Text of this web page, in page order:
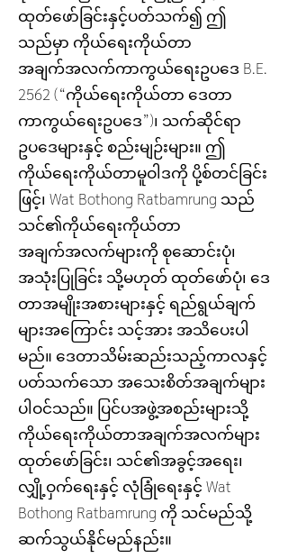
ထုတ်ဖော်ခြင်းနှင့်ပတ်သက်၍ ဤ
သည်မှာ ကိုယ်ရေးကိုယ်တာ
အချက်အလက်ကာကွယ်ရေးဥပဒေ B.E.
2562 (“ကိုယ်ရေးကိုယ်တာ ဒေတာ
ကာကွယ်ရေးဥပဒေ”)၊ သက်ဆိုင်ရာ
ဥပဒေများနှင့် စည်းမျဉ်းများ။ ဤ
ကိုယ်ရေးကိုယ်တာမူဝါဒကို ပို့စ်တင်ခြင်း
ဖြင့်၊ Wat Bothong Ratbamrung သည်
သင်၏ကိုယ်ရေးကိုယ်တာ
အချက်အလက်များကို စုဆောင်းပုံ၊
အသုံးပြုခြင်း သို့မဟုတ် ထုတ်ဖော်ပုံ၊ ဒေ
တာအမျိုးအစားများနှင့် ရည်ရွယ်ချက်
များအကြောင်း သင့်အား အသိပေးပါ
မည်။ ဒေတာသိမ်းဆည်းသည့်ကာလနှင့်
ပတ်သက်သော အသေးစိတ်အချက်များ
ပါဝင်သည်။ ပြင်ပအဖွဲ့အစည်းများသို့
ကိုယ်ရေးကိုယ်တာအချက်အလက်များ
ထုတ်ဖော်ခြင်း၊ သင်၏အခွင့်အရေး၊
လျှို့ဝှက်ရေးနှင့် လုံခြုံရေးနှင့် Wat
Bothong Ratbamrung ကို သင်မည်သို့
ဆက်သွယ်နိုင်မည်နည်း။